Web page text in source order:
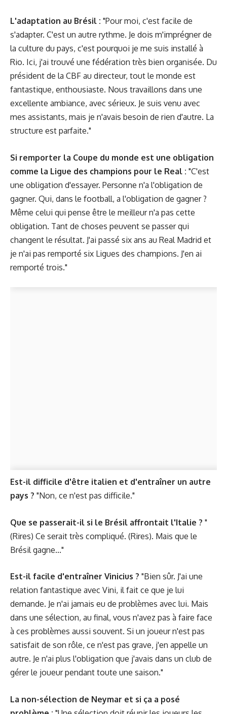
L'adaptation au Brésil : "Pour moi, c'est facile de
s'adapter. C'est un autre rythme. Je dois m'imprégner de
la culture du pays, c'est pourquoi je me suis installé à
Rio. Ici, j'ai trouvé une fédération très bien organisée. Du
président de la CBF au directeur, tout le monde est
fantastique, enthousiaste. Nous travaillons dans une
excellente ambiance, avec sérieux. Je suis venu avec
mes assistants, mais je n'avais besoin de rien d'autre. La
structure est parfaite."
Si remporter la Coupe du monde est une obligation
comme la Ligue des champions pour le Real : "C'est
une obligation d'essayer. Personne n'a l'obligation de
gagner. Qui, dans le football, a l'obligation de gagner ?
Même celui qui pense être le meilleur n'a pas cette
obligation. Tant de choses peuvent se passer qui
changent le résultat. J'ai passé six ans au Real Madrid et
je n'ai pas remporté six Ligues des champions. J'en ai
remporté trois."
Est-il difficile d'être italien et d'entraîner un autre
pays ? "Non, ce n'est pas difficile."
Que se passerait-il si le Brésil affrontait l'Italie ? "
(Rires) Ce serait très compliqué. (Rires). Mais que le
Brésil gagne..."
Est-il facile d'entraîner Vinicius ? "Bien sûr. J'ai une
relation fantastique avec Vini, il fait ce que je lui
demande. Je n'ai jamais eu de problèmes avec lui. Mais
dans une sélection, au final, vous n'avez pas à faire face
à ces problèmes aussi souvent. Si un joueur n'est pas
satisfait de son rôle, ce n'est pas grave, j'en appelle un
autre. Je n'ai plus l'obligation que j'avais dans un club de
gérer le joueur pendant toute une saison."
La non-sélection de Neymar et si ça a posé